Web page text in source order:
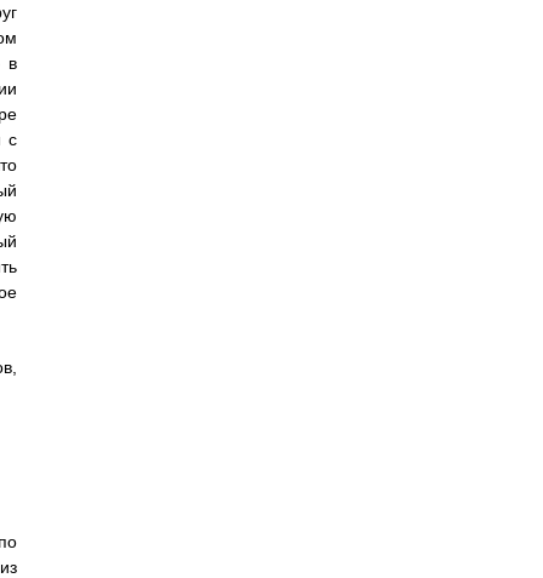
в
с